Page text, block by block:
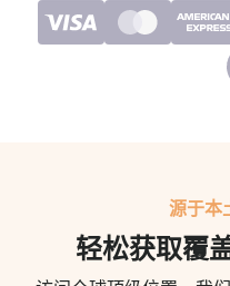
源于本
轻松获取覆